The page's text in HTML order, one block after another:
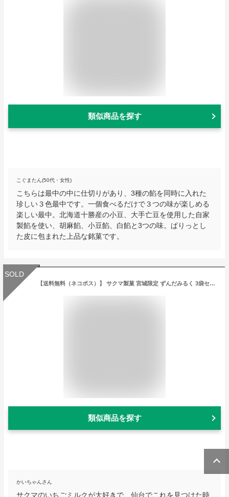
類似商品を探す
こぐまたん(50代・女性)
こちらは最中の中に仕切りがあり、3種の餡を同時に入れた
珍しい３色最中です。一個食べるだけで３つの味が楽しめる
楽しい最中。北海道十勝産の小豆、大手亡豆を使用した自家
製餡を使い、胡麻餡、小豆餡、白餡と3つの味。ぱりっとし
た皮に包まれた上品な銘菓です。
SOLD
【送料無料（ネコポス）】 サクマ製菓 宮城限定 ずんだみるく 3袋セット お買い得 送料無料 1000円ポッキリ サクサク食感 噛める飴 キャンディー 飴
類似商品を探す
かいちゃんさん
サクマのいちごミルクが大好きで、仙台でこれを見つけた時